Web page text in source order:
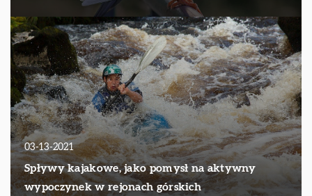
03-13-2021
Spływy kajakowe, jako pomysł na aktywny
wypoczynek w rejonach górskich